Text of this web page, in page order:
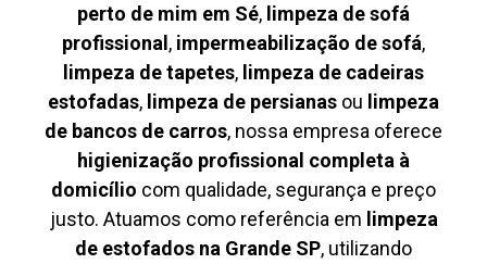
perto de mim em Sé, limpeza de sofá
profissional , impermeabilização de sofá,
limpeza de tapetes, limpeza de cadeiras
estofadas, limpeza de persianas ou limpeza
de bancos de carros, nossa empresa oferece
higienização profissional completa à
domicílio com qualidade, segurança e preço
justo. Atuamos como referência em limpeza
de estofados na Grande SP, utilizando